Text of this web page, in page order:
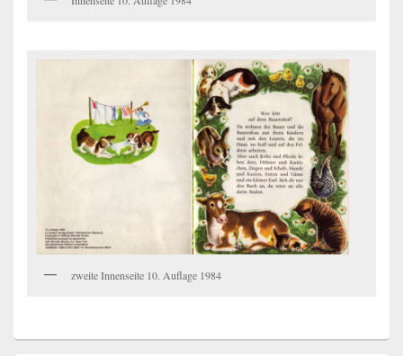
zweite Innenseite 10. Auflage 1984